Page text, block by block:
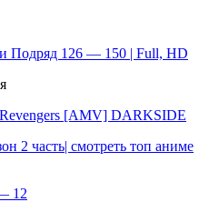
Подряд 126 — 150 | Full, HD
[AMV] DARKSIDE
2 часть| смотреть топ аниме
12